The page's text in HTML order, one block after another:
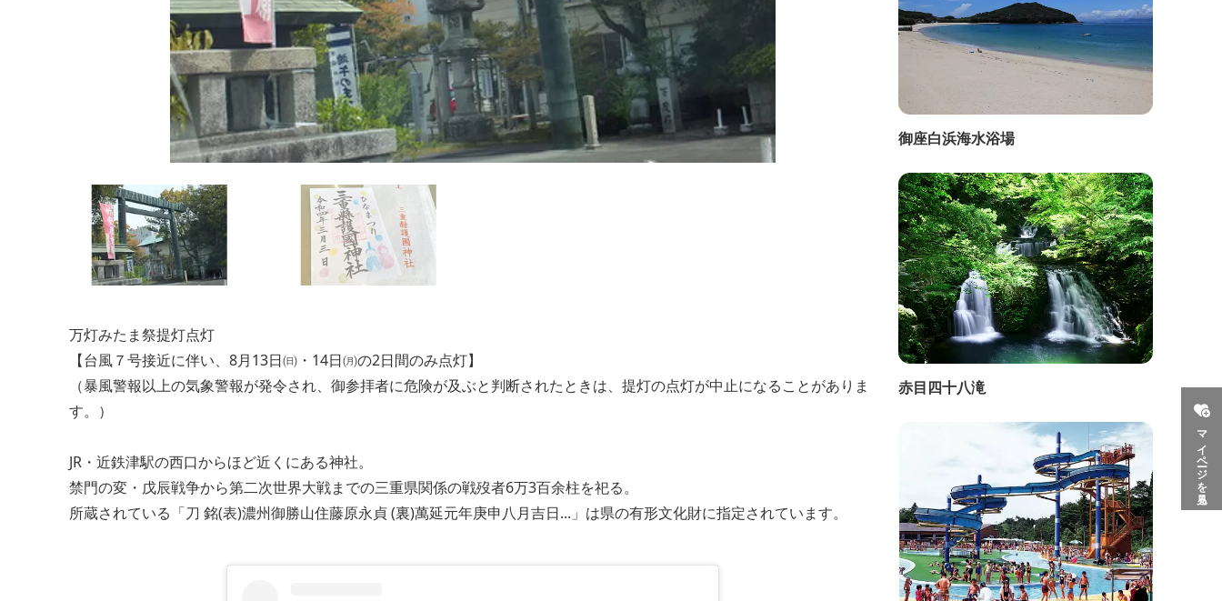
マイページを見る
万灯みたま祭提灯点灯
【台風７号接近に伴い、8月13日㈰・14日㈪の2日間のみ点灯】
（暴風警報以上の気象警報が発令され、御参拝者に危険が及ぶと判断されたときは、提灯の点灯が中止になることがありま
す。）
JR・近鉄津駅の西口からほど近くにある神社。
禁門の変・戊辰戦争から第二次世界大戦までの三重県関係の戦歿者6万3百余柱を祀る。
所蔵されている「刀 銘(表)濃州御勝山住藤原永貞 (裏)萬延元年庚申八月吉日...」は県の有形文化財に指定されています。
御座白浜海水浴場
赤目四十八滝